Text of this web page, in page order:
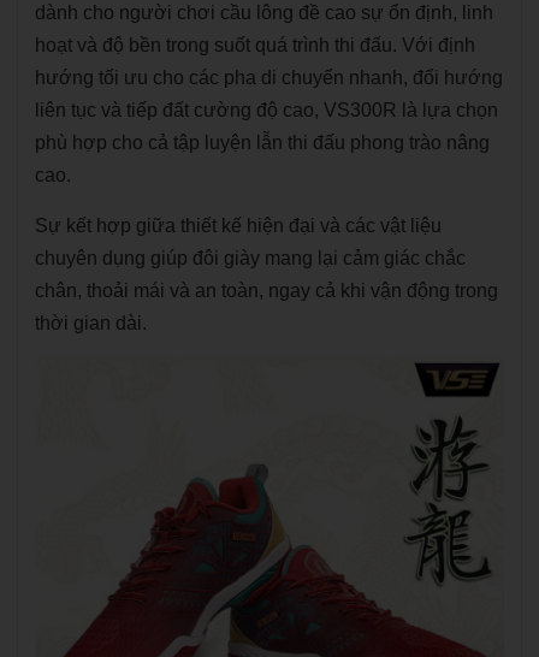
dành cho người chơi cầu lông đề cao sự ổn định, linh
hoạt và độ bền trong suốt quá trình thi đấu. Với định
hướng tối ưu cho các pha di chuyển nhanh, đổi hướng
liên tục và tiếp đất cường độ cao, VS300R là lựa chọn
phù hợp cho cả tập luyện lẫn thi đấu phong trào nâng
cao.
Sự kết hợp giữa thiết kế hiện đại và các vật liệu
chuyên dụng giúp đôi giày mang lại cảm giác chắc
chân, thoải mái và an toàn, ngay cả khi vận động trong
thời gian dài.